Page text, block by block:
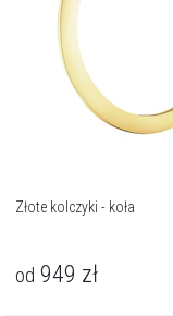
Złote kolczyki - koła
od 949 zł